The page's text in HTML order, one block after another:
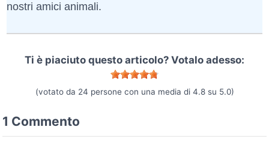
nostri amici animali.
Ti è piaciuto questo articolo? Votalo adesso:
(votato da 24 persone con una media di 4.8su 5.0)
1 Commento